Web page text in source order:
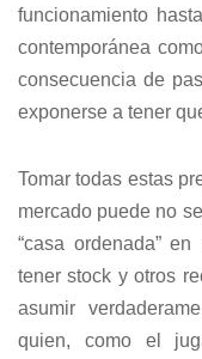
funcionamiento
contemporánea
consecuencia de
exponerse a tener
Tomar todas estas
mercado puede no
“casa ordenada”
tener stock y otros
asumir
quien, como el